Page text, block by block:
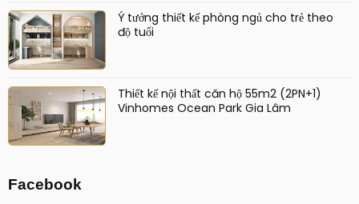
Ý tưởng thiết kế phòng ngủ cho trẻ theo
độ tuổi
Thiết kế nội thất căn hộ 55m2 (2PN+1)
Vinhomes Ocean Park Gia Lâm
Facebook